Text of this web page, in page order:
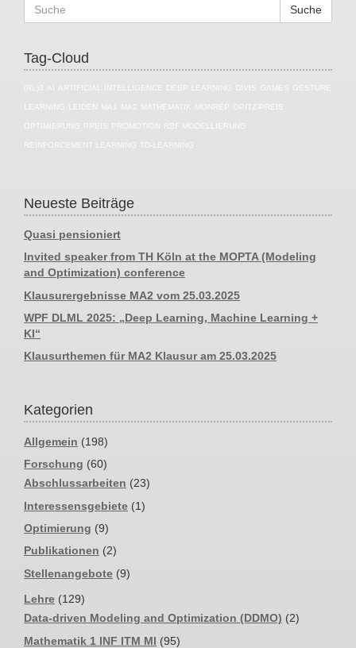
Suche
Tag-Cloud
(RL)3 AI ARTIFICIAL INTELLIGENCE DEEP LEARNING DIVIS GAMES GESTURE
LEARNING LEIDEN MA1 MA2 MATHEMATIK MONREP OPITZ-PREIS
OPTIMIERUNG PREIS PROMOTION RBF MODELLIERUNG
REINFORCEMENT LEARNING TD-LEARNING
Neueste Beiträge
Quasi pensioniert
Invited speaker from TH Köln at the MOPTA (Modeling
and Optimization) conference
Klausurergebnisse MA2 vom 25.03.2025
WPF DLML 2025: „Deep Learning, Machine Learning +
KI“
Klausurthemen für MA2 Klausur am 25.03.2025
Kategorien
Allgemein (198)
Forschung (60)
Abschlussarbeiten (23)
Interessensgebiete (1)
Optimierung (9)
Publikationen (2)
Stellenangebote (9)
Lehre (129)
Data-driven Modeling and Optimization (DDMO) (2)
Mathematik 1 INF ITM MI (95)